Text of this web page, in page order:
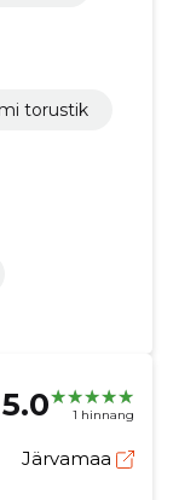
torustik
5.0 1 hinnang
Järvamaa